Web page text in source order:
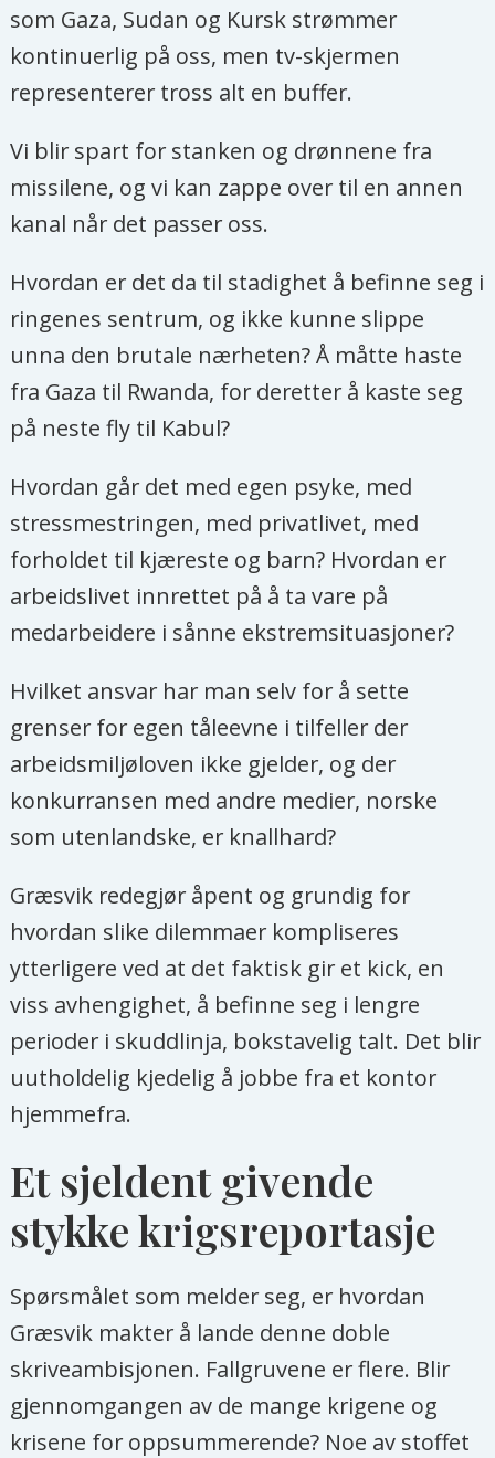
som Gaza, Sudan og Kursk strømmer
kontinuerlig på oss, men tv-skjermen
representerer tross alt en buffer.
Vi blir spart for stanken og drønnene fra
missilene, og vi kan zappe over til en annen
kanal når det passer oss.
Hvordan er det da til stadighet å befinne seg i
ringenes sentrum, og ikke kunne slippe
unna den brutale nærheten? Å måtte haste
fra Gaza til Rwanda, for deretter å kaste seg
på neste fly til Kabul?
Hvordan går det med egen psyke, med
stressmestringen, med privatlivet, med
forholdet til kjæreste og barn? Hvordan er
arbeidslivet innrettet på å ta vare på
medarbeidere i sånne ekstremsituasjoner?
Hvilket ansvar har man selv for å sette
grenser for egen tåleevne i tilfeller der
arbeidsmiljøloven ikke gjelder, og der
konkurransen med andre medier, norske
som utenlandske, er knallhard?
Græsvik redegjør åpent og grundig for
hvordan slike dilemmaer kompliseres
ytterligere ved at det faktisk gir et kick, en
viss avhengighet, å befinne seg i lengre
perioder i skuddlinja, bokstavelig talt. Det blir
uutholdelig kjedelig å jobbe fra et kontor
hjemmefra.
Et sjeldent givende
stykke krigsreportasje
Spørsmålet som melder seg, er hvordan
Græsvik makter å lande denne doble
skriveambisjonen. Fallgruvene er flere. Blir
gjennomgangen av de mange krigene og
krisene for oppsummerende? Noe av stoffet